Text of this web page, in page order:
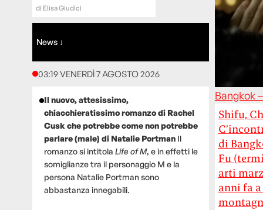
di Elisa Giudici
News ↓
03:19 VENERDÌ 7 AGOSTO 2026
Il nuovo, attesissimo,
chiacchieratissimo romanzo di Rachel
Cusk che potrebbe come non potrebbe
parlare (male) di Natalie Portman Il
romanzo si intitola Life of M, e in effetti le
somiglianze tra il personaggio M e la
persona Natalie Portman sono
abbastanza innegabili.
Bangkok
Shifu,
di
Fu
arti
anni fa